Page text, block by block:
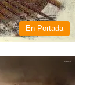
En Portada